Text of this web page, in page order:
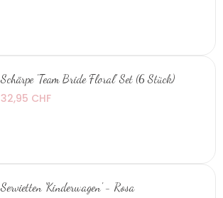
Schärpe 'Team Bride Floral' Set (6 Stück)
32,95 CHF
Servietten 'Kinderwagen' - Rosa